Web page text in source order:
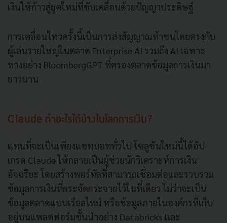
เงินให้ก้าวสู่ยุคใหม่ที่ขับเคลื่อนด้วยปัญญาประดิษฐ์
การเคลื่อนไหวครั้งนี้เป็นการส่งสัญญาณท้าชนโดยตรงกับ
ผู้เล่นรายใหญ่ในตลาด Enterprise AI รวมถึง AI เฉพาะ
ทางอย่าง BloombergGPT ที่ครองตลาดข้อมูลการเงินมา
ยาวนาน
Claude ทำอะไรได้บ้างในโลกการเงิน?
แทนที่จะเป็นเพียงแชทบอททั่วไป โซลูชันใหม่นี้ได้อัป
เกรด Claude ให้กลายเป็นผู้ช่วยนักวิเคราะห์การเงิน
อัจฉริยะ โดยสร้างพอร์ทัลที่สามารถเชื่อมต่อและรวบรวม
ข้อมูลการเงินที่กระจัดกระจายไว้ในที่เดียว ไม่ว่าจะเป็น
ข้อมูลตลาดแบบเรียลไทม์ หรือข้อมูลภายในองค์กรที่เก็บ
อยู่บนแพลตฟอร์มชั้นนำอย่าง Databricks และ